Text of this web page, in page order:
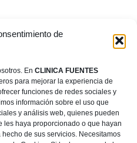
de
En CLINICA FUENTES
para mejorar la experiencia de
funciones de redes sociales y
información sobre el uso que
y análisis web, quienes pueden
les haya proporcionado o que hayan
de sus servicios. Necesitamos